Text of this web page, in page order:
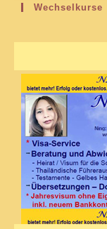
Wechselkurse